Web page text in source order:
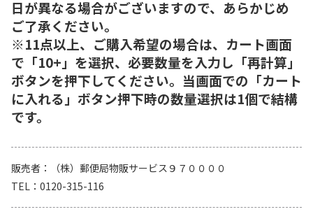
日が異なる場合がございますので、あらかじめ
ご了承ください。
※11点以上、ご購入希望の場合は、カート画面
で「10+」を選択、必要数量を入力し「再計算」
ボタンを押下してください。当画面での「カート
に入れる」ボタン押下時の数量選択は1個で結構
です。
販売者
（株）郵便局物販サービス９７００００
TEL
0120-315-116